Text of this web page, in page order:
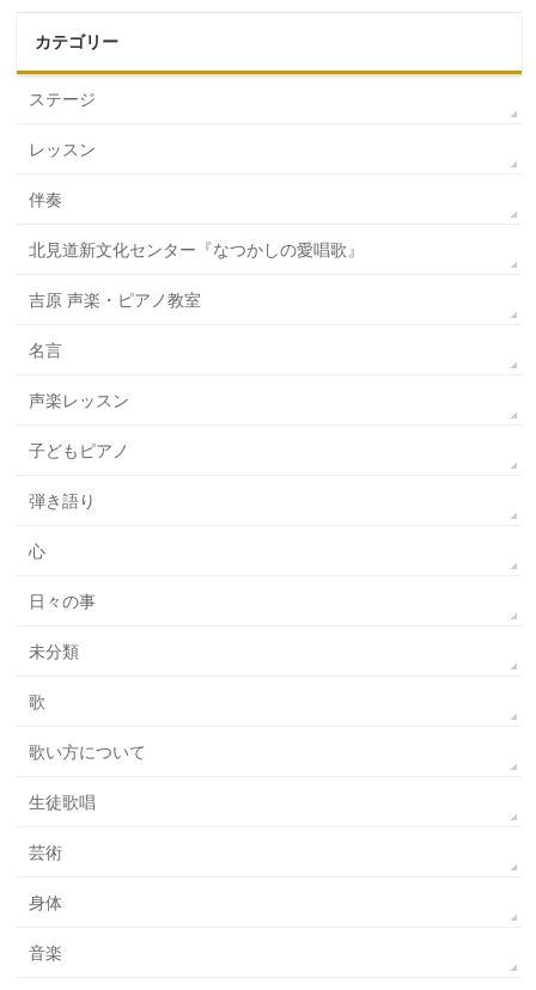
カテゴリー
ステージ
レッスン
伴奏
北見道新文化センター『なつかしの愛唱歌』
吉原 声楽・ピアノ教室
名言
声楽レッスン
子どもピアノ
弾き語り
心
日々の事
未分類
歌
歌い方について
生徒歌唱
芸術
身体
音楽